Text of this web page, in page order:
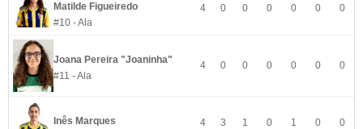
Matilde Figueiredo
#10 - Ala
4 0 0 0 0 0 0
Joana Pereira "Joaninha"
#11 - Ala
4 0 0 0 0 0 0
Inês Marques
4 3 1 0 1 0 0